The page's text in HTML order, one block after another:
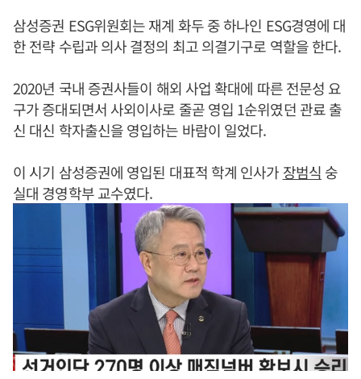
삼성증권 ESG위원회는 재계 화두 중 하나인 ESG경영에 대
한 전략 수립과 의사 결정의 최고 의결기구로 역할을 한다.
2020년 국내 증권사들이 해외 사업 확대에 따른 전문성 요
구가 증대되면서 사외이사로 줄곧 영입 1순위였던 관료 출
신 대신 학자출신을 영입하는 바람이 일었다.
이 시기 삼성증권에 영입된 대표적 학계 인사가 장범식 숭
실대 경영학부 교수였다.